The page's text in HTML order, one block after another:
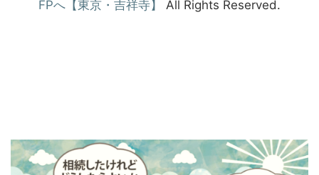
FPへ【東京・吉祥寺】
All Rights Reserved.